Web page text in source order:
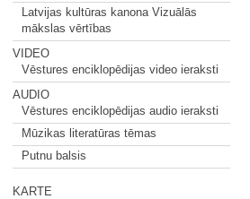
Latvijas kultūras kanona Vizuālās
mākslas vērtības
VIDEO
Vēstures enciklopēdijas video ieraksti
AUDIO
Vēstures enciklopēdijas audio ieraksti
Mūzikas literatūras tēmas
Putnu balsis
KARTE